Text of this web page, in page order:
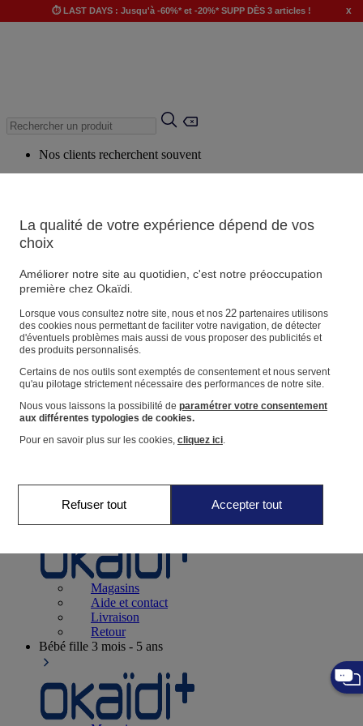
⏱️ LAST DAYS : Jusqu'à -60%* et -20%* SUPP DÈS 3 articles ! x
Nos clients recherchent souvent
Produits suggérés
Voir tous les produits
Magasin
Vos informations personnelles
Suivre une commande
Panier
Favoris
Naissance0-12 mois
Magasins
Aide et contact
Livraison
Retour
Bébé fille 3 mois - 5 ans
La qualité de votre expérience dépend de vos
choix
Améliorer notre site au quotidien, c'est notre préoccupation
première chez Okaïdi.
Lorsque vous consultez notre site, nous et nos 22partenaires utilisons
des cookies nous permettant de faciliter votre navigation, de détecter
d'éventuels problèmes mais aussi de vous proposer des publicités et
des produits personnalisés.
Certains de nos outils sont exemptés de consentement et nous servent
qu'au pilotage strictement nécessaire des performances de notre site.
Nous vous laissons la possibilité de paramétrer votre consentement
aux différentes typologies de cookies.
Pour en savoir plus sur les cookies, cliquez ici.
Refuser tout Accepter tout